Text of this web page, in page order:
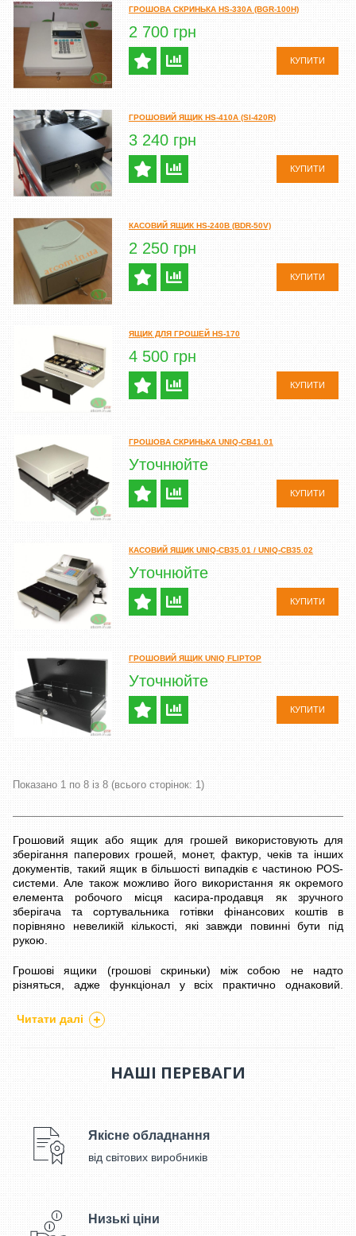
ГРОШОВА СКРИНЬКА HS-330A (BGR-100H)
2 700 грн
КУПИТИ
ГРОШОВИЙ ЯЩИК HS-410A (SI-420R)
3 240 грн
КУПИТИ
КАСОВИЙ ЯЩИК HS-240B (BDR-50V)
2 250 грн
КУПИТИ
ЯЩИК ДЛЯ ГРОШЕЙ HS-170
4 500 грн
КУПИТИ
ГРОШОВА СКРИНЬКА UNIQ-CB41.01
Уточнюйте
КУПИТИ
КАСОВИЙ ЯЩИК UNIQ-CB35.01 / UNIQ-CB35.02
Уточнюйте
КУПИТИ
ГРОШОВИЙ ЯЩИК UNIQ FLIPTOP
Уточнюйте
КУПИТИ
Показано 1 по 8 із 8 (всього сторінок: 1)
Грошовий ящик або ящик для грошей використовують для
зберігання паперових грошей, монет, фактур, чеків та інших
документів, такий ящик в більшості випадків є частиною POS-
системи. Але також можливо його використання як окремого
елемента робочого місця касира-продавця як зручного
зберігача та сортувальника готівки фінансових коштів в
порівняно невеликій кількості, які завжди повинні бути під
рукою.
Грошові ящики (грошові скриньки) між собою не надто
різняться, адже функціонал у всіх практично однаковий.
ящик виготовлений, і також в деяких конструктивних
особливостях. Іноді саме нюанси бувають важливі для того,
звичайно, вони впливають на вартість пристрою.
моделі і досить габаритні варіанти для великої кількості купюр і
фінансових документів.
створюють з чорного металу покритого порошкового фарбою,
Читати далі
НАШІ ПЕРЕВАГИ
Якісне обладнання
від світових виробників
Низькі ціни